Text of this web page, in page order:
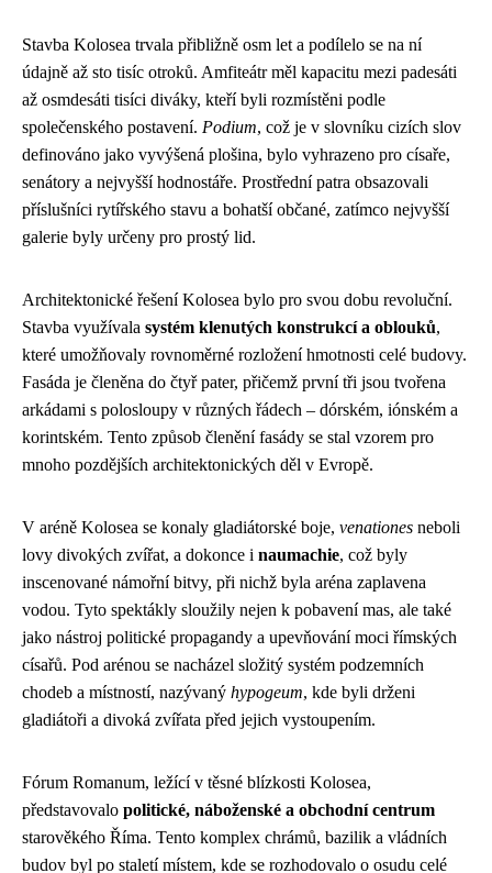
Stavba Kolosea trvala přibližně osm let a podílelo se na ní
údajně až sto tisíc otroků. Amfiteátr měl kapacitu mezi padesáti
až osmdesáti tisíci diváky, kteří byli rozmístěni podle
společenského postavení. Podium, což je v slovníku cizích slov
definováno jako vyvýšená plošina, bylo vyhrazeno pro císaře,
senátory a nejvyšší hodnostáře. Prostřední patra obsazovali
příslušníci rytířského stavu a bohatší občané, zatímco nejvyšší
galerie byly určeny pro prostý lid.
Architektonické řešení Kolosea bylo pro svou dobu revoluční.
Stavba využívala systém klenutých konstrukcí a oblouků,
které umožňovaly rovnoměrné rozložení hmotnosti celé budovy.
Fasáda je členěna do čtyř pater, přičemž první tři jsou tvořena
arkádami s polosloupy v různých řádech – dórském, iónském a
korintském. Tento způsob členění fasády se stal vzorem pro
mnoho pozdějších architektonických děl v Evropě.
V aréně Kolosea se konaly gladiátorské boje, venationes neboli
lovy divokých zvířat, a dokonce i naumachie, což byly
inscenované námořní bitvy, při nichž byla aréna zaplavena
vodou. Tyto spektákly sloužily nejen k pobavení mas, ale také
jako nástroj politické propagandy a upevňování moci římských
císařů. Pod arénou se nacházel složitý systém podzemních
chodeb a místností, nazývaný hypogeum, kde byli drženi
gladiátoři a divoká zvířata před jejich vystoupením.
Fórum Romanum, ležící v těsné blízkosti Kolosea,
představovalo politické, náboženské a obchodní centrum
starověkého Říma. Tento komplex chrámů, bazilik a vládních
budov byl po staletí místem, kde se rozhodovalo o osudu celé